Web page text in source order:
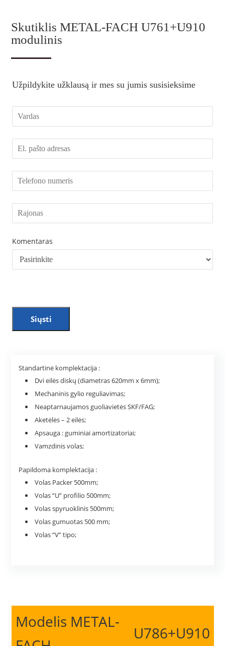
Skutiklis METAL-FACH U761+U910
modulinis
Užpildykite užklausą ir mes su jumis susisieksime
Komentaras
Siųsti
Standartinė komplektacija :
Dvi eilės diskų (diametras 620mm x 6mm);
Mechaninis gylio reguliavimas;
Neaptarnaujamos guoliavietės SKF/FAG;
Aketėlės – 2 eilės;
Apsauga : guminiai amortizatoriai;
Vamzdinis volas;
Papildoma komplektacija :
Volas Packer 500mm;
Volas “U” profilio 500mm;
Volas spyruoklinis 500mm;
Volas gumuotas 500 mm;
Volas “V” tipo;
Modelis METAL-
U786+U910